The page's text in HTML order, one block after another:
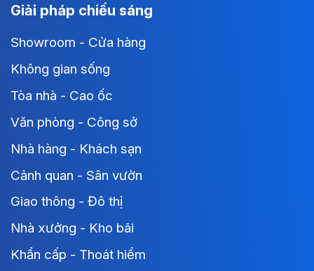
Giải pháp chiếu sáng
Showroom - Cửa hàng
Không gian sống
Tòa nhà - Cao ốc
Văn phòng - Công sở
Nhà hàng - Khách sạn
Cảnh quan - Sân vườn
Giao thông - Đô thị
Nhà xưởng - Kho bãi
Khẩn cấp - Thoát hiểm